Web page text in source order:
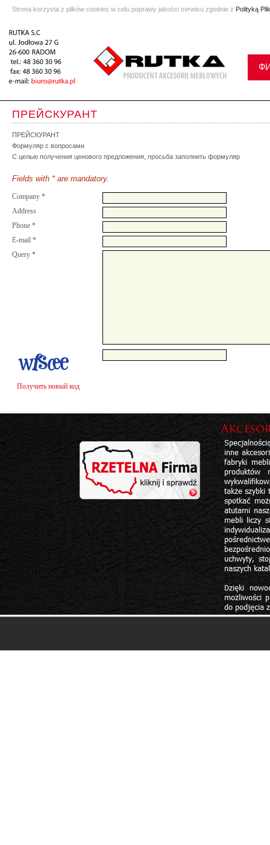
Strona korzysta z plików cookies w celu poprawy jakości serwisu zgodnie z Polityką
ПРЕЙСКУРАНТ
ПРЕЙСКУРАНТ
Формуляр с вопросами
С целью получения ценового предложения, просьба заполнить формуляр
Fields with *are mandatory.
Company *
Address
Phone *
E-mail *
Query *
Получить новый код